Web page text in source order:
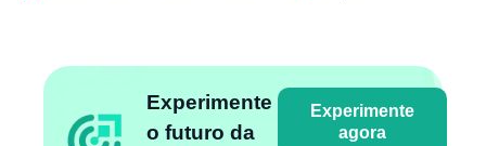
Experimente
o futuro da
Experimente
agora